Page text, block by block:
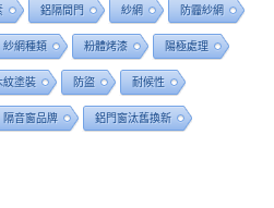
鋁隔間門 紗網 防霾紗網
紗網種類 粉體烤漆 陽極處理
紋塗裝 防盜 耐候性
隔音窗品牌 鋁門窗汰舊換新